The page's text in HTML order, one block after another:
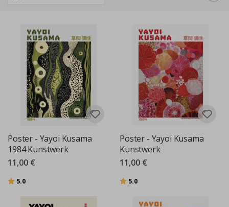
Poster - Yayoi Kusama
1984 Kunstwerk
11,00 €
Bewertung:
5.0
Poster - Yayoi Kusama
Kunstwerk
11,00 €
Bewertung:
5.0